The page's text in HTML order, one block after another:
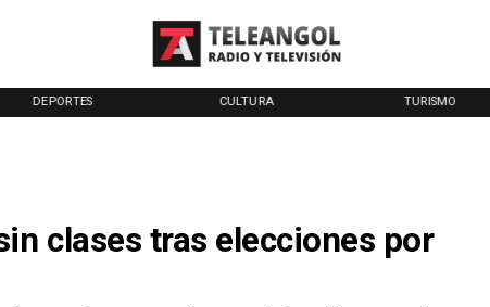
DEPORTES CULTURA TURISMO
clases tras elecciones por